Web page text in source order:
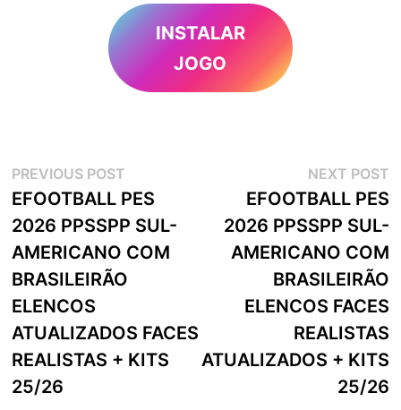
INSTALAR
JOGO
Navegação
de
artigos
PREVIOUS POSTPrevious
post:
EFOOTBALL PES
2026 PPSSPP SUL-
AMERICANO COM
BRASILEIRÃO
ELENCOS
ATUALIZADOS FACES
REALISTAS + KITS
25/26
NEXT POST
EFOOTBALL PES
2026 PPSSPP SUL-
AMERICANO COM
BRASILEIRÃO
ELENCOS FACES
REALISTAS
ATUALIZADOS + KITS
25/26